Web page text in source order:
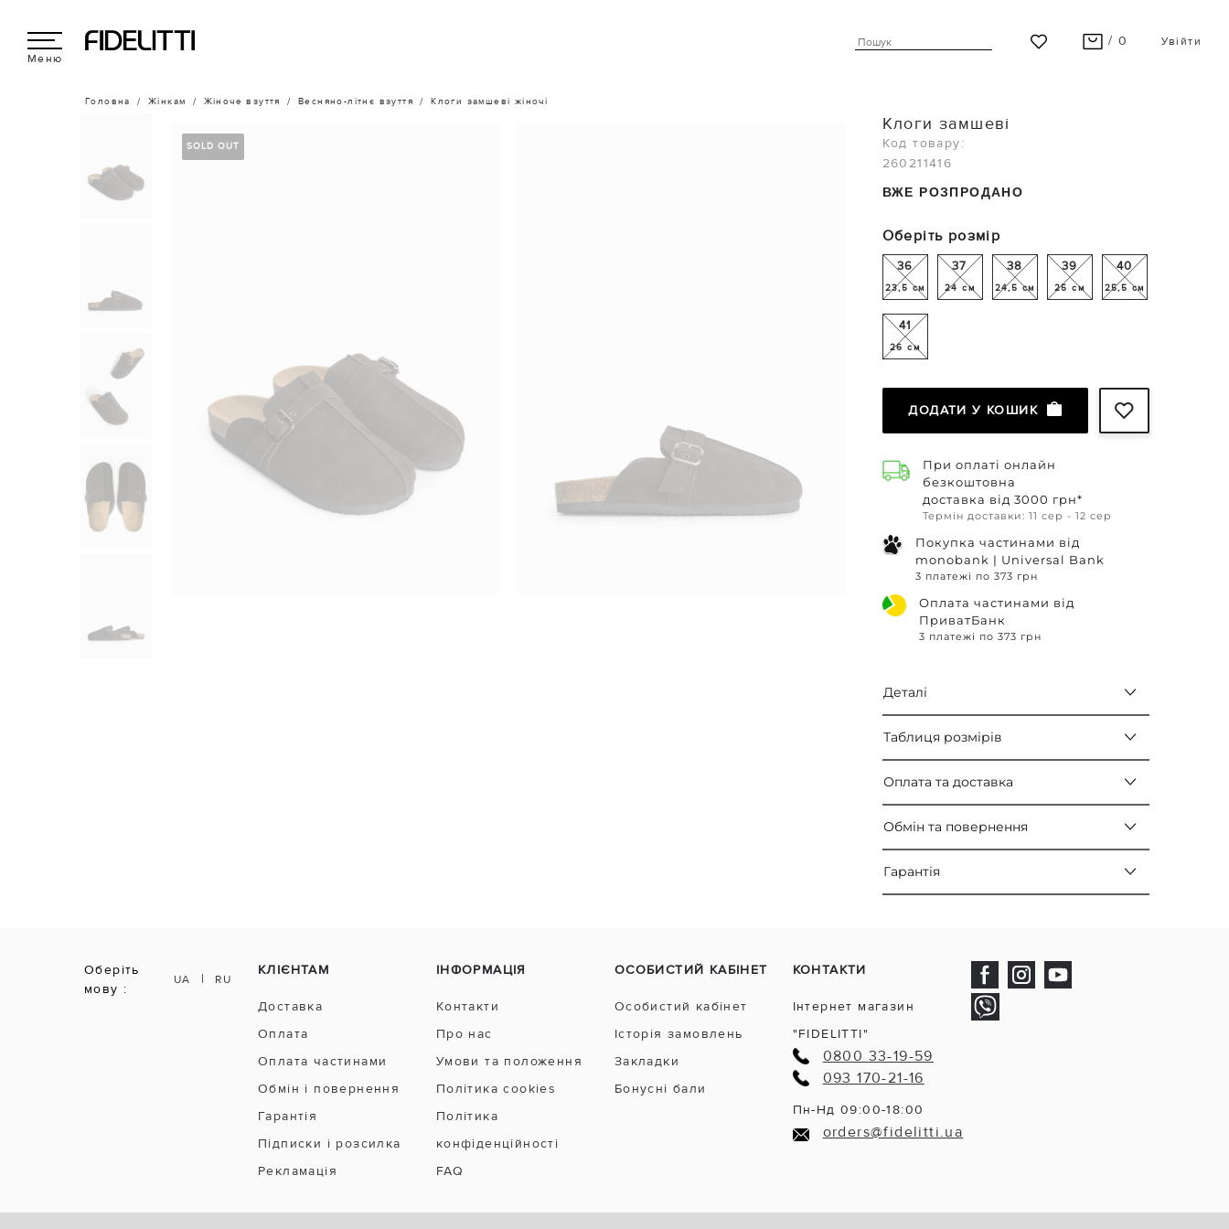
Меню
/ 0
Останні модні новинки чекають на Вас!
Увійти
Головна Жінкам Жіноче взуття Весняно-літнє взуття Клоги замшеві жіночі
SOLD OUT
Клоги замшеві
Код товару:
260211416
ВЖЕ РОЗПРОДАНО
Оберіть розмір
36
23,5 см
37
24 см
38
24,5 см
39
25 см
40
25,5 см
41
26 см
ДОДАТИ У КОШИК
При оплаті онлайн
безкоштовна
доставка від 3000 грн*
Термін доставки: 11 сер - 12 сер
Покупка частинами від
monobank | Universal Bank
3 платежі по 373 грн
Оплата частинами від
ПриватБанк
3 платежі по 373 грн
Деталі
Таблиця розмірів
Оплата та доставка
Обмін та повернення
Гарантія
Оберіть
мову :
UA | RU
КЛІЄНТАМ
Доставка
Оплата
Оплата частинами
Обмін і повернення
Гарантія
Підписки і розсилка
Рекламація
ІНФОРМАЦІЯ
Контакти
Про нас
Умови та положення
Політика cookies
Політика
конфіденційності
FAQ
ОСОБИСТИЙ КАБІНЕТ
Особистий кабінет
Історія замовлень
Закладки
Бонусні бали
КОНТАКТИ
Інтернет магазин
"FIDELITTI"
0800 33-19-59
093 170-21-16
Пн-Нд 09:00-18:00
orders@fidelitti.ua